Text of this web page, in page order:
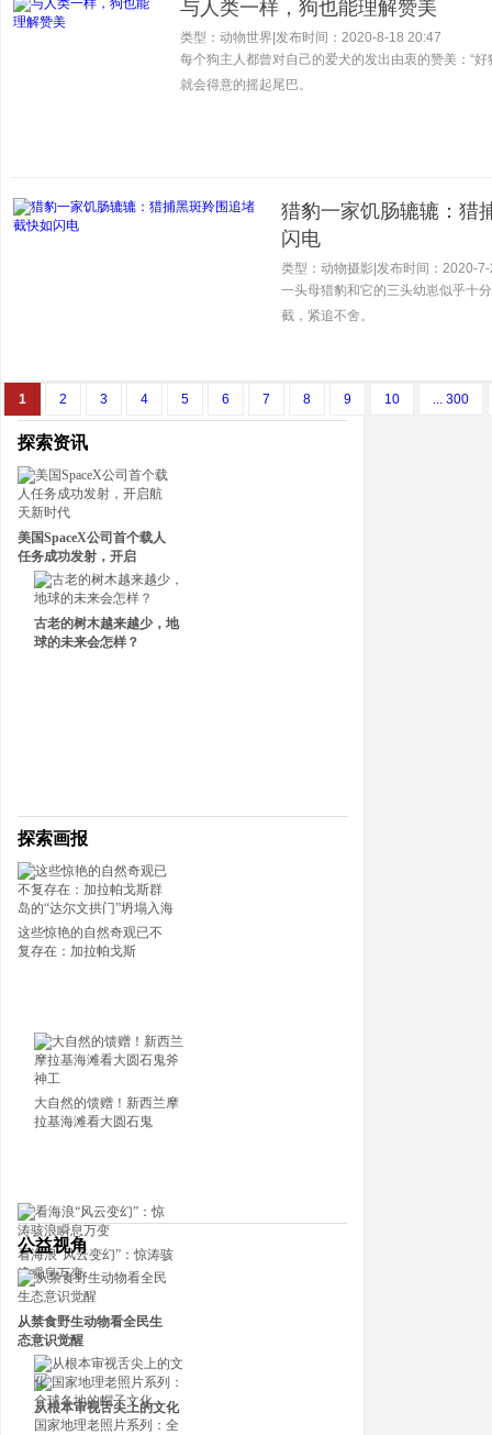
与人类一样，狗也能理解赞美
类型：动物世界 发布时间：2020-8-18 20:47
每个狗主人都曾对自己的爱犬的发出由衷的赞美：“
就会得意的摇起尾巴。
猎豹一家饥肠辘辘：猎
闪电
类型：动物摄影 发布时间：2020-
一头母猎豹和它的三头幼崽似乎十
截，紧追不舍。
1 2 3 4 5 6 7 8 9 10 ... 300
探索资讯
美国SpaceX公司首个载人
任务成功发射，开启
古老的树木越来越少，地
球的未来会怎样？
•世界十大奇趣博物馆，让你的想象力爆表！
•马里亚纳海沟里疑似存在微生物群落，暗示木
•东非最古老的海啸遇难者
•母亲节 一个特别的母亲流传两千年的故事
•人类自愿灭绝运动是怎么回事？
探索画报
这些惊艳的自然奇观已不
复存在：加拉帕戈斯
大自然的馈赠！新西兰摩
拉基海滩看大圆石鬼
看海浪“风云变幻”：惊涛骇
浪瞬息万变
国家地理老照片系列：全
公益视角
从禁食野生动物看全民生
态意识觉醒
从根本审视舌尖上的文化